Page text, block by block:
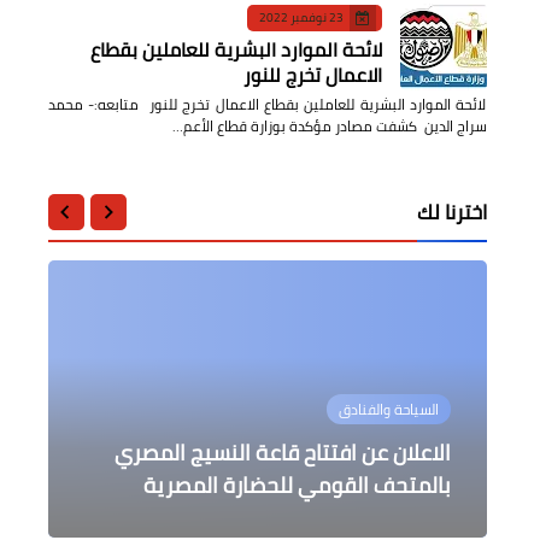
23 نوفمبر 2022
لائحة الموارد البشرية للعاملين بقطاع
الاعمال تخرج للنور
لائحة الموارد البشرية للعاملين بقطاع الاعمال تخرج للنور متابعه:- محمد
سراج الدين كشفت مصادر مؤكدة بوزارة قطاع الأعم…
اخترنا لك
السياحة والفنادق
الاعلان عن افتتاح قاعة النسيج المصري
بالمتحف القومي للحضارة المصرية
أخبار مصر
عاجل / مدبولي يستقبل وفد لجنة التقييم
التابع لمفوضية الاتحاد الأفريقي
أخبار مصر
رئيس الوزراء يلتقي وزيرة الصناعة
لاستعراض عدد من الملفات
محافظات
مختار يشهد الدفعه الخامسه للحوم
صكوك الطعام بالدقهلية
مقالات
من عادات الشعب المغربي في رمضان